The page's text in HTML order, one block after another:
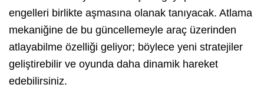
engelleri birlikte aşmasına olanak tanıyacak. Atlama
mekaniğine de bu güncellemeyle araç üzerinden
atlayabilme özelliği geliyor; böylece yeni stratejiler
geliştirebilir ve oyunda daha dinamik hareket
edebilirsiniz.